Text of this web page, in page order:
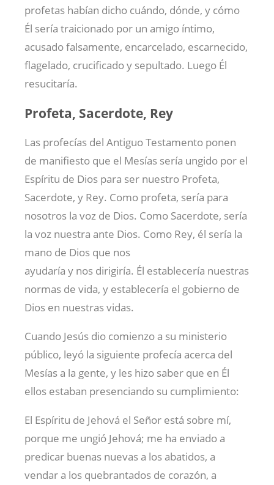
profetas habían dicho cuándo, dónde, y cómo
Él sería traicionado por un amigo íntimo,
acusado falsamente, encarcelado, escarnecido,
flagelado, crucificado y sepultado. Luego Él
resucitaría.
Profeta, Sacerdote, Rey
Las profecías del Antiguo Testamento ponen
de manifiesto que el Mesías sería ungido por el
Espíritu de Dios para ser nuestro Profeta,
Sacerdote, y Rey. Como profeta, sería para
nosotros la voz de Dios. Como Sacerdote, sería
la voz nuestra ante Dios. Como Rey, él sería la
mano de Dios que nos
ayudaría y nos dirigiría. Él establecería nuestras
normas de vida, y establecería el gobierno de
Dios en nuestras vidas.
Cuando Jesús dio comienzo a su ministerio
público, leyó la siguiente profecía acerca del
Mesías a la gente, y les hizo saber que en Él
ellos estaban presenciando su cumplimiento:
El Espíritu de Jehová el Señor está sobre mí,
porque me ungió Jehová; me ha enviado a
predicar buenas nuevas a los abatidos, a
vendar a los quebrantados de corazón, a